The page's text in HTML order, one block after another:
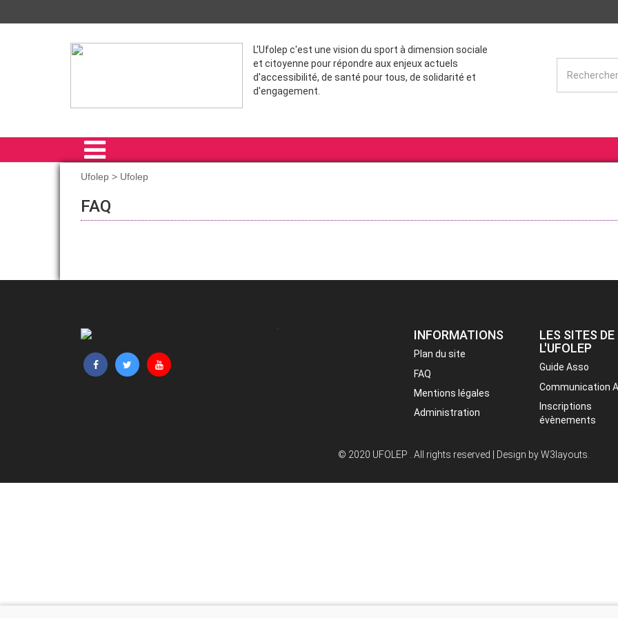
L'Ufolep c'est une vision du sport à dimension sociale
et citoyenne pour répondre aux enjeux actuels
d'accessibilité, de santé pour tous, de solidarité et
d'engagement.
PRÉSENTATION
COMMUNICATION
CAMPAGNE 25/26
ACTIVITÉS SPORTIVES
Ufolep > Ufolep
FAQ
INFORMATIONS
Plan du site
FAQ
Mentions légales
Administration
LES SITES DE
L'UFOLEP
Guide Asso
Communication
Inscriptions
évènements
© 2020 UFOLEP . All rights reserved | Design byW3layouts.